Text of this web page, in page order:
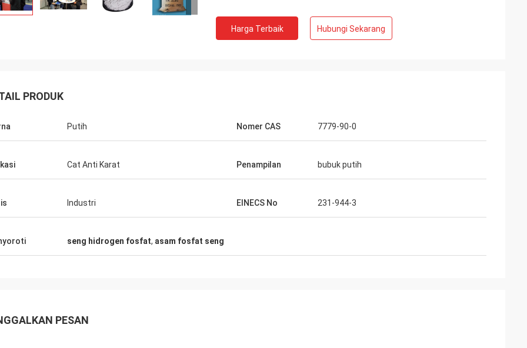
Harga Terbaik Hubungi Sekarang
PRODUK
Putih Nomer CAS 7779-90-0
Cat Anti Karat Penampilan bubuk putih
Industri EINECS No 231-944-3
seng hidrogen fosfat, asam fosfat seng
PESAN